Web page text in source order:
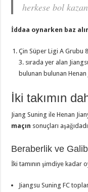
herkese bol
İddaa oynarken baz
Çin Süper Ligi A Grubu
3. sırada yer alan
bulunan bulunan Henan
İki takımın
Jiang Suning ile Henan
maçın sonuçları
Beraberlik ve
İki tamının şimdiye kadar
Jiangsu Suning FC